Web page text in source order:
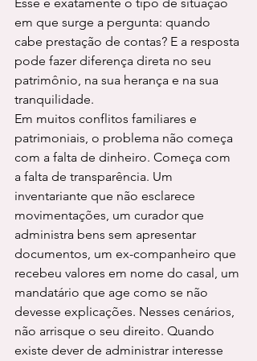
em que surge a pergunta: quando
cabe prestação de contas? E a resposta
pode fazer diferença direta no seu
patrimônio, na sua herança e na sua
tranquilidade.
Em muitos conflitos familiares e
patrimoniais, o problema não começa
com a falta de dinheiro. Começa com
a falta de transparência. Um
inventariante que não esclarece
movimentações, um curador que
administra bens sem apresentar
documentos, um ex-companheiro que
recebeu valores em nome do casal, um
mandatário que age como se não
devesse explicações. Nesses cenários,
não arrisque o seu direito. Quando
existe dever de administrar interesse